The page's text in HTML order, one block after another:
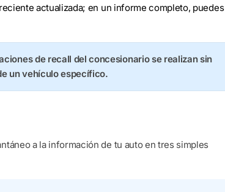
actualizada; en un informe completo, puedes
de recall del concesionario se realizan sin
un vehículo específico.
a la información de tu auto en tres simples